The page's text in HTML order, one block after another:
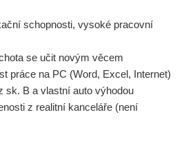
schopnosti, vysoké pracovní
se učit novým věcem
práce na PC (Word, Excel, Internet)
sk. B a vlastní auto výhodou
z realitní kanceláře (není